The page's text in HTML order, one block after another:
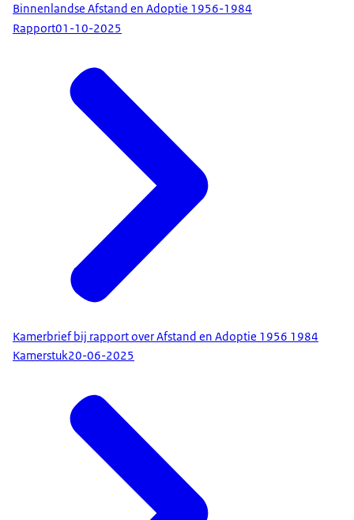
Binnenlandse Afstand en Adoptie 1956-1984
Rapport01-10-2025
Kamerbrief bij rapport over Afstand en Adoptie 1956 1984
Kamerstuk20-06-2025